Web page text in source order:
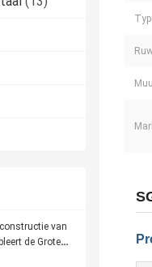
van
de Grote